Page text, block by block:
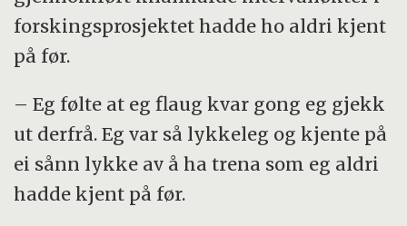
forskingsprosjektet hadde ho aldri kjent
på før.
– Eg følte at eg flaug kvar gong eg gjekk
ut derfrå. Eg var så lykkeleg og kjente på
ei sånn lykke av å ha trena som eg aldri
hadde kjent på før.